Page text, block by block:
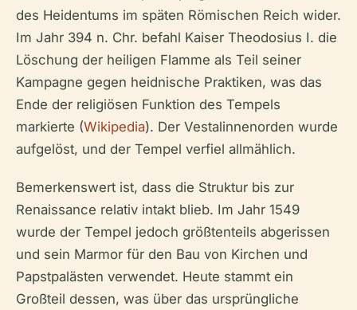
des Heidentums im späten Römischen Reich wider.
Im Jahr 394 n. Chr. befahl Kaiser Theodosius I. die
Löschung der heiligen Flamme als Teil seiner
Kampagne gegen heidnische Praktiken, was das
Ende der religiösen Funktion des Tempels
markierte (Wikipedia). Der Vestalinnenorden wurde
aufgelöst, und der Tempel verfiel allmählich.
Bemerkenswert ist, dass die Struktur bis zur
Renaissance relativ intakt blieb. Im Jahr 1549
wurde der Tempel jedoch größtenteils abgerissen
und sein Marmor für den Bau von Kirchen und
Papstpalästen verwendet. Heute stammt ein
Großteil dessen, was über das ursprüngliche